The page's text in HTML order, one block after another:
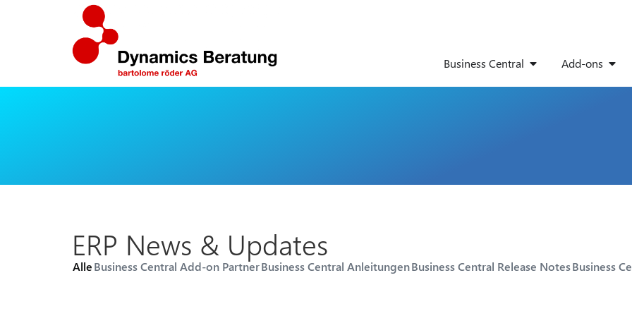
Business Central Add-ons
ERP News & Updates
Business Central Add-on PartnerBusiness Central AnleitungenBusiness Central Release NotesBusiness
Alle